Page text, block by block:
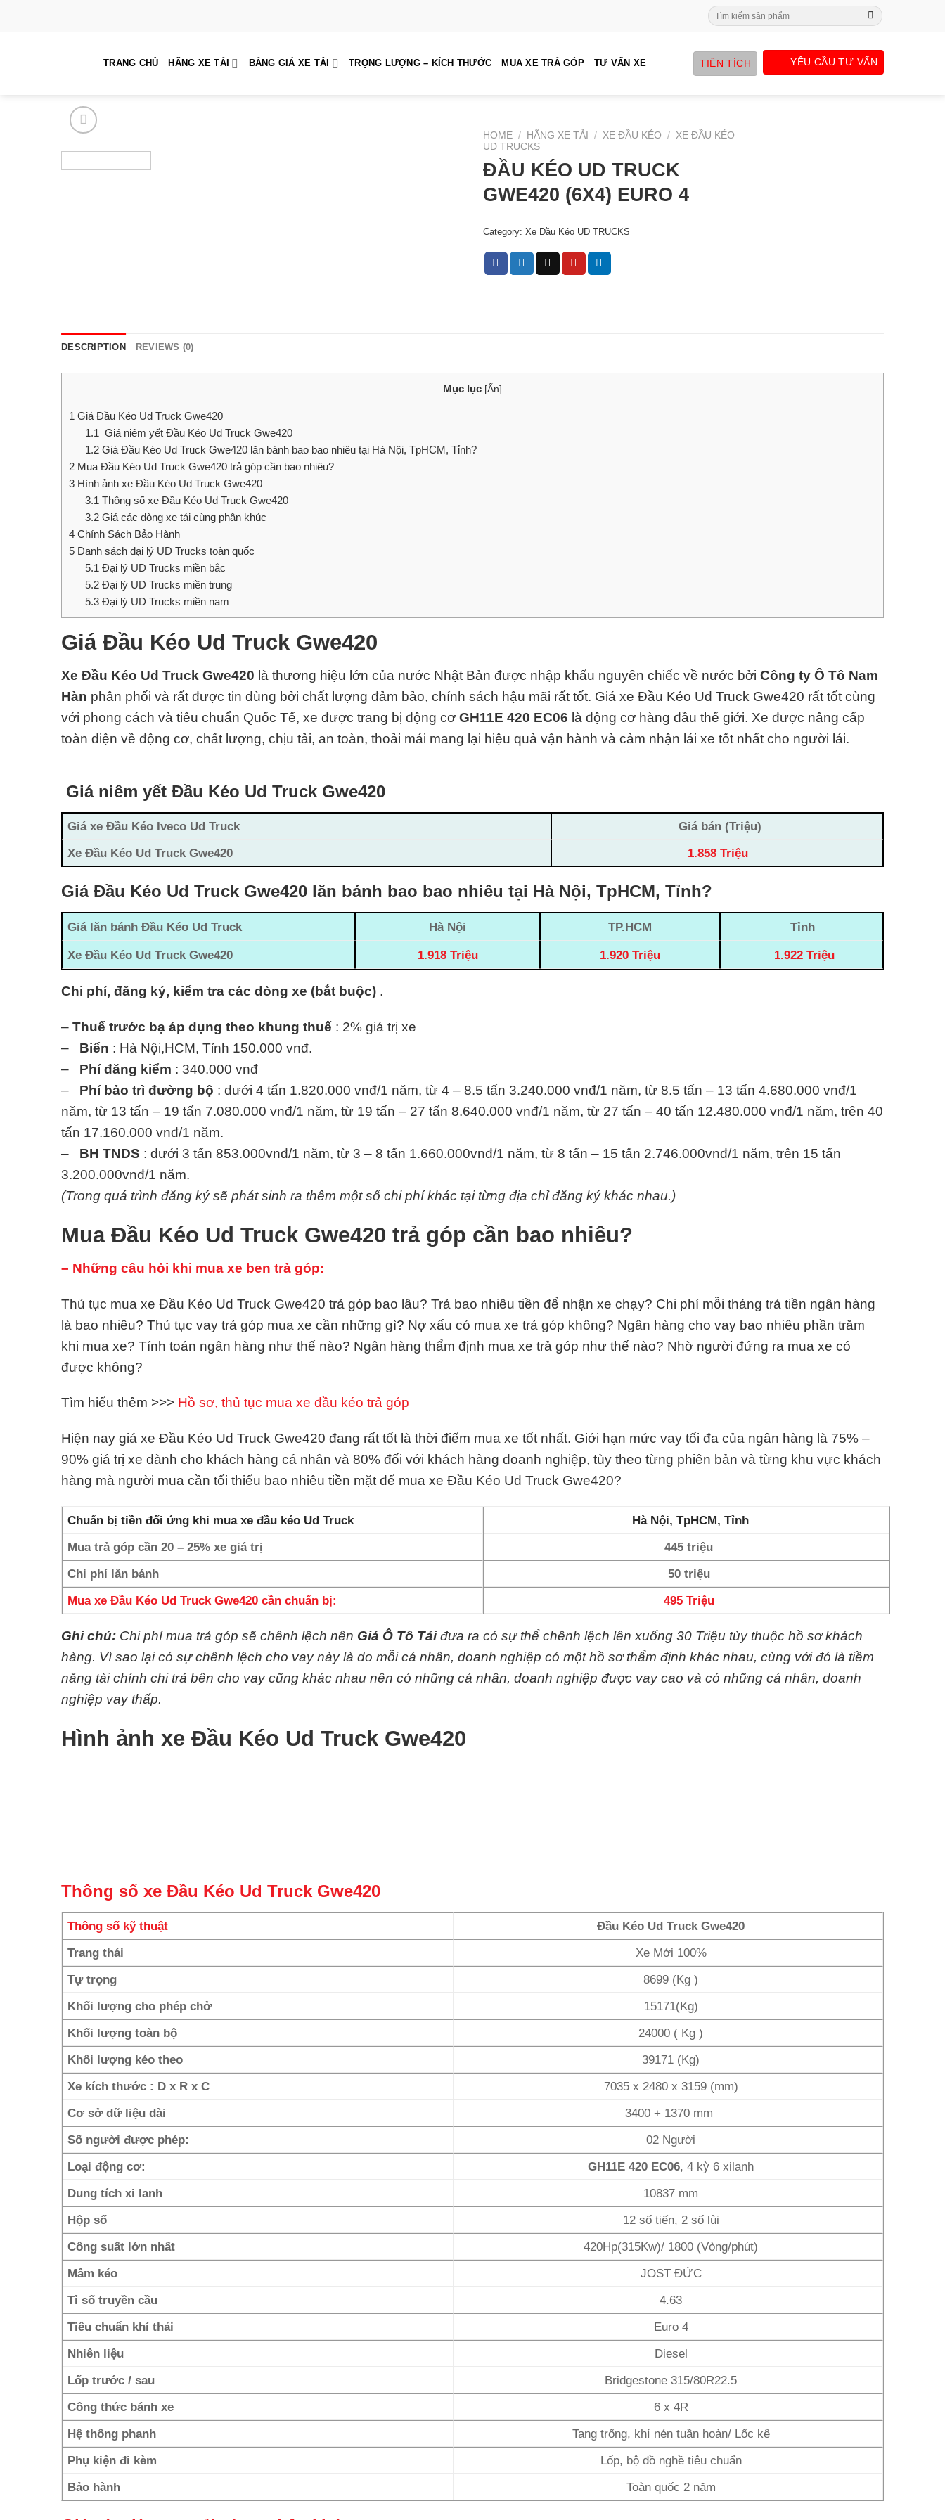
Search
for:
TRANG CHỦ HÃNG XE TẢI BẢNG GIÁ XE TẢI TRỌNG LƯỢNG – KÍCH THƯỚC MUA XE TRẢ GÓP TƯ VẤN XE TIỆN TÍCH YÊU CẦU TƯ VẤN
HOME / HÃNG XE TẢI / XE ĐẦU KÉO / XE ĐẦU KÉO
UD TRUCKS
ĐẦU KÉO UD TRUCK
GWE420 (6X4) EURO 4
Category: Xe Đầu Kéo UD TRUCKS
DESCRIPTION REVIEWS (0)
Mục lục [Ẩn]
1 Giá Đầu Kéo Ud Truck Gwe420
1.1 Giá niêm yết Đầu Kéo Ud Truck Gwe420
1.2Giá Đầu Kéo Ud Truck Gwe420 lăn bánh bao bao nhiêu tại Hà Nội, TpHCM, Tỉnh?
2 Mua Đầu Kéo Ud Truck Gwe420 trả góp cần bao nhiêu?
3 Hình ảnh xe Đầu Kéo Ud Truck Gwe420
3.1 Thông số xe Đầu Kéo Ud Truck Gwe420
3.2Giá các dòng xe tải cùng phân khúc
4 Chính Sách Bảo Hành
5 Danh sách đại lý UD Trucks toàn quốc
5.1 Đại lý UD Trucks miền bắc
5.2Đại lý UD Trucks miền trung
5.3Đại lý UD Trucks miền nam
Giá Đầu Kéo Ud Truck Gwe420
Xe Đầu Kéo Ud Truck Gwe420 là thương hiệu lớn của nước Nhật Bản được nhập khẩu nguyên chiếc về nước bởi Công ty Ô Tô Nam
Hàn phân phối và rất được tin dùng bởi chất lượng đảm bảo, chính sách hậu mãi rất tốt. Giá xe Đầu Kéo Ud Truck Gwe420 rất tốt cùng
với phong cách và tiêu chuẩn Quốc Tế, xe được trang bị động cơ GH11E 420 EC06 là động cơ hàng đầu thế giới. Xe được nâng cấp
toàn diện về động cơ, chất lượng, chịu tải, an toàn, thoải mái mang lại hiệu quả vận hành và cảm nhận lái xe tốt nhất cho người lái.
Giá niêm yết Đầu Kéo Ud Truck Gwe420
Giá xe Đầu Kéo Iveco Ud Truck
Giá bán (Triệu)
Xe Đầu Kéo Ud Truck Gwe420
1.858 Triệu
Giá Đầu Kéo Ud Truck Gwe420 lăn bánh bao bao nhiêu tại Hà Nội, TpHCM, Tỉnh?
Giá lăn bánh Đầu Kéo Ud Truck Hà Nội TP.HCM
Tỉnh
Xe Đầu Kéo Ud Truck Gwe420
1.918 Triệu 1.920 Triệu 1.922 Triệu
Chi phí, đăng ký, kiểm tra các dòng xe (bắt buộc) .
– Thuế trước bạ áp dụng theo khung thuế : 2% giá trị xe
– Biển : Hà Nội,HCM, Tỉnh 150.000 vnđ.
– Phí đăng kiểm : 340.000 vnđ
– Phí bảo trì đường bộ : dưới 4 tấn 1.820.000 vnđ/1 năm, từ 4 – 8.5 tấn 3.240.000 vnđ/1 năm, từ 8.5 tấn – 13 tấn 4.680.000 vnđ/1
năm, từ 13 tấn – 19 tấn 7.080.000 vnđ/1 năm, từ 19 tấn – 27 tấn 8.640.000 vnđ/1 năm, từ 27 tấn – 40 tấn 12.480.000 vnđ/1 năm, trên 40
tấn 17.160.000 vnđ/1 năm.
– BH TNDS : dưới 3 tấn 853.000vnđ/1 năm, từ 3 – 8 tấn 1.660.000vnđ/1 năm, từ 8 tấn – 15 tấn 2.746.000vnđ/1 năm, trên 15 tấn
3.200.000vnđ/1 năm.
(Trong quá trình đăng ký sẽ phát sinh ra thêm một số chi phí khác tại từng địa chỉ đăng ký khác nhau.)
Mua Đầu Kéo Ud Truck Gwe420 trả góp cần bao nhiêu?
– Những câu hỏi khi mua xe ben trả góp:
Thủ tục mua xe Đầu Kéo Ud Truck Gwe420 trả góp bao lâu? Trả bao nhiêu tiền để nhận xe chạy? Chi phí mỗi tháng trả tiền ngân hàng
là bao nhiêu? Thủ tục vay trả góp mua xe cần những gì? Nợ xấu có mua xe trả góp không? Ngân hàng cho vay bao nhiêu phần trăm
khi mua xe? Tính toán ngân hàng như thế nào? Ngân hàng thẩm định mua xe trả góp như thế nào? Nhờ người đứng ra mua xe có
được không?
Tìm hiểu thêm >>> Hồ sơ, thủ tục mua xe đầu kéo trả góp
Hiện nay giá xe Đầu Kéo Ud Truck Gwe420 đang rất tốt là thời điểm mua xe tốt nhất. Giới hạn mức vay tối đa của ngân hàng là 75% –
90% giá trị xe dành cho khách hàng cá nhân và 80% đối với khách hàng doanh nghiệp, tùy theo từng phiên bản và từng khu vực khách
hàng mà người mua cần tối thiểu bao nhiêu tiền mặt để mua xe Đầu Kéo Ud Truck Gwe420?
Chuẩn bị tiền đối ứng khi mua xe đầu kéo Ud Truck
Hà Nội, TpHCM, Tỉnh
Mua trả góp cần 20 – 25% xe giá trị
445 triệu
Chi phí lăn bánh
50 triệu
Mua xe Đầu Kéo Ud Truck Gwe420 cần chuẩn bị:
495 Triệu
Ghi chú: Chi phí mua trả góp sẽ chênh lệch nên Giá Ô Tô Tảiđưa ra có sự thể chênh lệch lên xuống 30 Triệu tùy thuộc hồ sơ khách
hàng. Vì sao lại có sự chênh lệch cho vay này là do mỗi cá nhân, doanh nghiệp có một hồ sơ thẩm định khác nhau, cùng với đó là tiềm
năng tài chính chi trả bên cho vay cũng khác nhau nên có những cá nhân, doanh nghiệp được vay cao và có những cá nhân, doanh
nghiệp vay thấp.
Hình ảnh xe Đầu Kéo Ud Truck Gwe420
Thông số xe Đầu Kéo Ud Truck Gwe420
Thông số kỹ thuật
Đầu Kéo Ud Truck Gwe420
Trang thái
Xe Mới 100%
Tự trọng
8699 (Kg )
Khối lượng cho phép chở
15171(Kg)
Khối lượng toàn bộ
24000 ( Kg )
Khối lượng kéo theo
39171 (Kg)
Xe kích thước : D x R x C
7035 x 2480 x 3159 (mm)
Cơ sở dữ liệu dài
3400 + 1370 mm
Số người được phép:
02 Người
Loại động cơ:
GH11E 420 EC06, 4 kỳ 6 xilanh
Dung tích xi lanh
10837 mm
Hộp số
12 số tiến, 2 số lùi
Công suất lớn nhất
420Hp(315Kw)/ 1800 (Vòng/phút)
Mâm kéo
JOST ĐỨC
Tỉ số truyền cầu
4.63
Tiêu chuẩn khí thải
Euro 4
Nhiên liệu
Diesel
Lốp trước / sau
Bridgestone 315/80R22.5
Công thức bánh xe
6 x 4R
Hệ thống phanh
Tang trống, khí nén tuần hoàn/ Lốc kê
Phụ kiện đi kèm
Lốp, bộ đồ nghề tiêu chuẩn
Bảo hành
Toàn quốc 2 năm